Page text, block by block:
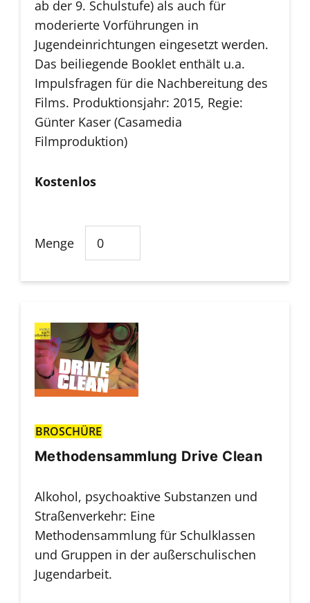
ab der 9. Schulstufe) als auch für
moderierte Vorführungen in
Jugendeinrichtungen eingesetzt werden.
Das beiliegende Booklet enthält u.a.
Impulsfragen für die Nachbereitung des
Films. Produktionsjahr: 2015, Regie:
Günter Kaser (Casamedia
Filmproduktion)
Kostenlos
Menge
BROSCHÜRE
Methodensammlung Drive Clean
Alkohol, psychoaktive Substanzen und
Straßenverkehr: Eine
Methodensammlung für Schulklassen
und Gruppen in der außerschulischen
Jugendarbeit.